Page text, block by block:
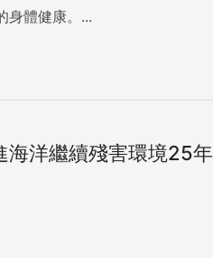
身體健康。...
海洋繼續殘害環境25年